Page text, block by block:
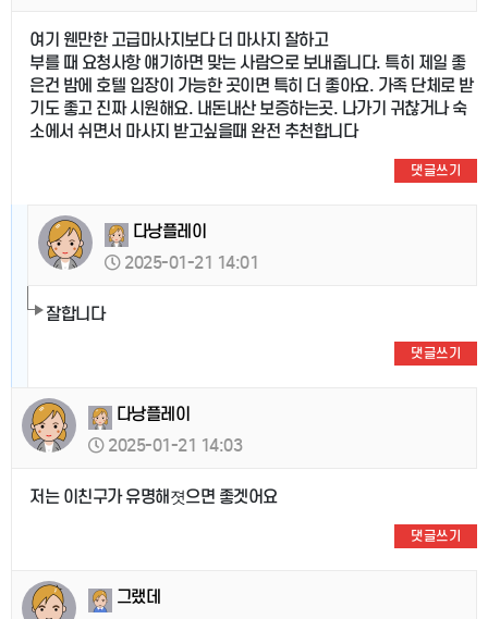
여기 웬만한 고급마사지보다 더 마사지 잘하고
부를 때 요청사항 얘기하면 맞는 사람으로 보내줍니다. 특히 제일 좋
은건 밤에 호텔 입장이 가능한 곳이면 특히 더 좋아요. 가족 단체로 받
기도 좋고 진짜 시원해요. 내돈내산 보증하는곳. 나가기 귀찮거나 숙
소에서 쉬면서 마사지 받고싶을때 완전 추천합니다
댓글쓰기
다낭플레이
2025-01-21 14:01
잘합니다
댓글쓰기
다낭플레이
2025-01-21 14:03
저는 이친구가 유명해졋으면 좋겟어요
댓글쓰기
그랬데